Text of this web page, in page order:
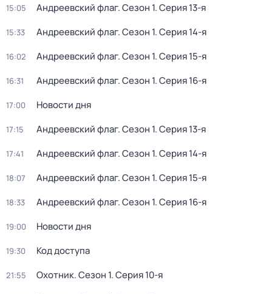
15:05 Aндреeвский флаг. Сезон 1. Серия 13-я
15:33 Aндреeвский флаг. Сезон 1. Серия 14-я
16:02 Aндреeвский флаг. Сезон 1. Серия 15-я
16:31 Aндреeвский флаг. Сезон 1. Серия 16-я
17:00 Новости дня
17:15 Aндреeвский флаг. Сезон 1. Серия 13-я
17:41 Aндреeвский флаг. Сезон 1. Серия 14-я
18:07 Aндреeвский флаг. Сезон 1. Серия 15-я
18:33 Aндреeвский флаг. Сезон 1. Серия 16-я
19:00 Новости дня
19:30 Код доступа
21:55 Охотник. Сезон 1. Серия 10-я